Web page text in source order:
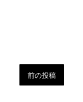
前の投稿